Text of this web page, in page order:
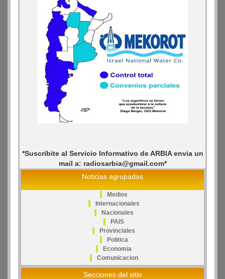
*Suscribite al Servicio Informativo de ARBIA envia un
mail a: radiosarbia@gmail.com*
Noticias agrupadas
Medios
Internacionales
Nacionales
PAIS
Provinciales
Politica
Economia
Comunicacion
Secciones del sitio